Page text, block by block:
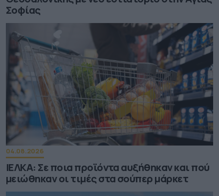
Σοφίας
04.08.2026
ΙΕΛΚΑ: Σε ποια προϊόντα αυξήθηκαν και πού
μειώθηκαν οι τιμές στα σούπερ μάρκετ